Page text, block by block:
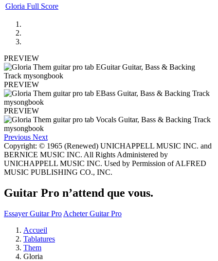
Gloria Full Score
PREVIEW
PREVIEW
PREVIEW
Previous Next
Copyright: © 1965 (Renewed) UNICHAPPELL MUSIC INC. and
BERNICE MUSIC INC. All Rights Administered by
UNICHAPPELL MUSIC INC. Used by Permission of ALFRED
MUSIC PUBLISHING CO., INC.
Guitar Pro n’attend que vous.
Essayer Guitar Pro Acheter Guitar Pro
Accueil
Tablatures
Them
Gloria